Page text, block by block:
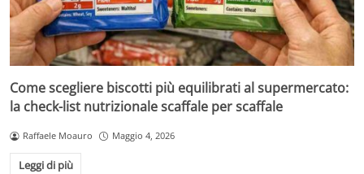
Come scegliere biscotti più equilibrati al supermercato:
la check-list nutrizionale scaffale per scaffale
Raffaele Moauro Maggio 4, 2026
Leggi di più